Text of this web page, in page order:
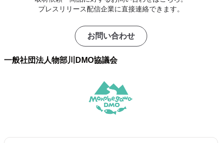
プレスリリース配信企業に直接連絡できます。
お問い合わせ
一般社団法人物部川DMO協議会